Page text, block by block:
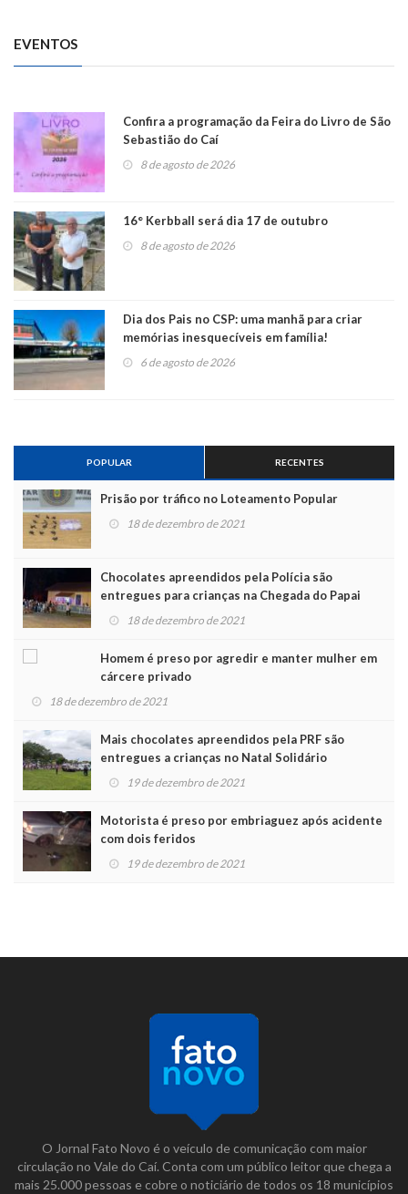
EVENTOS
Confira a programação da Feira do Livro de São
Sebastião do Caí
8 de agosto de 2026
16° Kerbball será dia 17 de outubro
8 de agosto de 2026
Dia dos Pais no CSP: uma manhã para criar
memórias inesquecíveis em família!
6 de agosto de 2026
POPULAR RECENTES
Prisão por tráfico no Loteamento Popular
18 de dezembro de 2021
Chocolates apreendidos pela Polícia são
entregues para crianças na Chegada do Papai
Noel 18 de dezembro de 2021
Homem é preso por agredir e manter mulher em
cárcere privado
18 de dezembro de 2021
Mais chocolates apreendidos pela PRF são
entregues a crianças no Natal Solidário
19 de dezembro de 2021
Motorista é preso por embriaguez após acidente
com dois feridos
19 de dezembro de 2021
O Jornal Fato Novo é o veículo de comunicação com maior
circulação no Vale do Caí. Conta com um público leitor que chega a
mais 25.000 pessoas e cobre o noticiário de todos os 18 municípios